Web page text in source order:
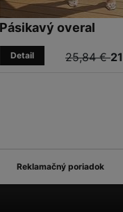
Pásikavý overal
25,84 €
Detail
Reklamačný poriadok